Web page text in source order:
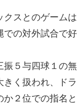
クスとのゲーム
での対外試合で
振５与四球１の
きく扱われ、ド
か２位での指名